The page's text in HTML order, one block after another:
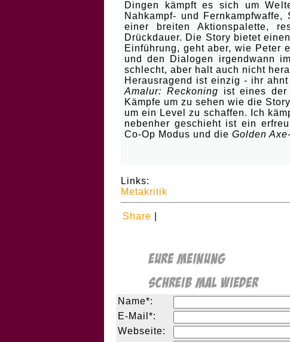
Dingen kämpft es sich um
Nahkampf- und
einer breiten Aktionspalette,
Drückdauer. Die Story bietet
Einführung, geht aber, wie Peter
und den Dialogen irgendwann
schlecht, aber halt auch nicht
Herausragend ist einzig - ihr
Amalur: Reckoning ist eines der
Kämpfe um zu sehen wie die
um ein Level zu schaffen. Ich
nebenher geschieht ist ein
Co-Op Modus und die Golden Axe
Links:
Metakritik
Share
Name*:
E-Mail*:
Webseite: